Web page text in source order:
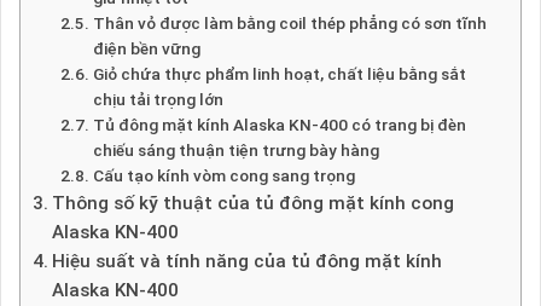
Thân vỏ được làm bằng coil thép phẳng có sơn tĩnh
điện bền vững
Giỏ chứa thực phẩm linh hoạt, chất liệu bằng sắt
chịu tải trọng lớn
Tủ đông mặt kính Alaska KN-400 có trang bị đèn
chiếu sáng thuận tiện trưng bày hàng
Cấu tạo kính vòm cong sang trọng
Thông số kỹ thuật của tủ đông mặt kính cong
Alaska KN-400
Hiệu suất và tính năng của tủ đông mặt kính
Alaska KN-400